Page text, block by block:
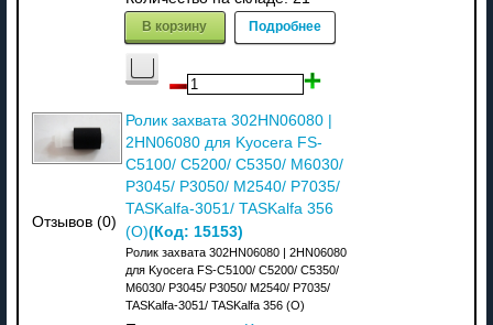
В корзину Подробнее
Отзывов (0)
Ролик захвата 302HN06080 |
2HN06080 для Kyocera FS-
C5100/ C5200/ C5350/ M6030/
P3045/ P3050/ M2540/ P7035/
TASKalfa-3051/ TASKalfa 356
(О)(Код: 15153)
Ролик захвата 302HN06080 | 2HN06080
для Kyocera FS-C5100/ C5200/ C5350/
M6030/ P3045/ P3050/ M2540/ P7035/
TASKalfa-3051/ TASKalfa 356 (О)